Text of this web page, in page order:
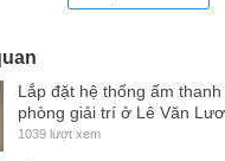
“no compromises”
team re-examined
equation, and
to deliver
Lắp đặt hệ thống ấm
phòng giải trí ở Lê Văn
1039 lượt xem